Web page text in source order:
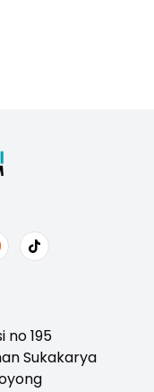
no 195
Sukakarya